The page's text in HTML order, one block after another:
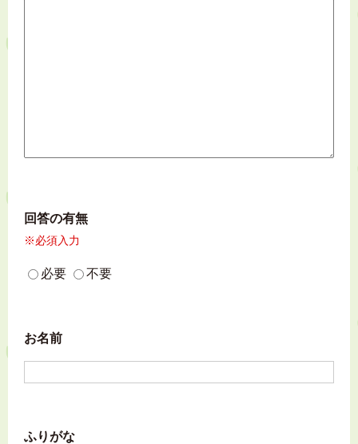
回答の有無
※必須入力
必要 不要
お名前
ふりがな